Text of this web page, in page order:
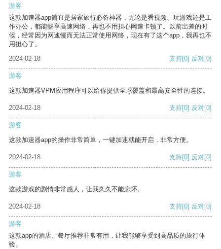
游客
这款加速器app简直是居家旅行必备神器，无论是看视频、玩游戏还是工
作办公，都能畅享高速网络，再也不用担心网速卡顿了。以前出差的时
候，经常因为网速慢而无法正常使用网络，现在有了这个app，我再也不
用担心了。
2024-02-18
支持[0] 反对[0]
游客
这款加速器VPM应用程序可以给你提供全球覆盖和最高安全性的连接。
2024-02-18 支持[0] 反对[0]
游客
这款加速器app的操作非常简单，一键加速就能开启，非常方便。
2024-02-18 支持[0] 反对[0]
游客
这款游戏的剧情非常感人，让我久久不能忘怀。
2024-02-18 支持[0] 反对[0]
游客
这款app的酒店、餐厅推荐非常有用，让我能够享受到高品质的旅行体
验。